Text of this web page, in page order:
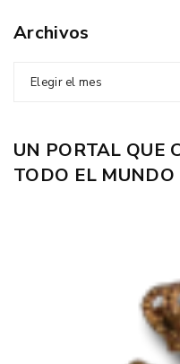
Archivos
Elegir el mes
UN PORTAL QUE
TODO EL MUNDO